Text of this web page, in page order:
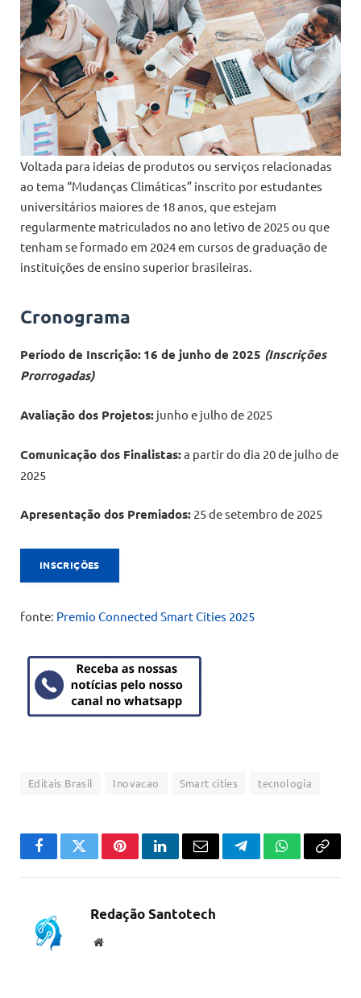
Voltada para ideias de produtos ou serviços relacionadas
ao tema “Mudanças Climáticas” inscrito por estudantes
universitários maiores de 18 anos, que estejam
regularmente matriculados no ano letivo de 2025 ou que
tenham se formado em 2024 em cursos de graduação de
instituições de ensino superior brasileiras.
Cronograma
Período de Inscrição: 16 de junho de 2025 (Inscrições
Prorrogadas)
Avaliação dos Projetos: junho e julho de 2025
Comunicação dos Finalistas:a partir do dia 20 de julho de
2025
Apresentação dos Premiados: 25 de setembro de 2025
INSCRIÇÕES
fonte: Premio Connected Smart Cities 2025
Editais Brasil Inovacao Smart cities tecnologia
FacebookTwitterPinterestLinkedInEmail TelegramWhatsApp
Copiar
Redação Santotech
Website